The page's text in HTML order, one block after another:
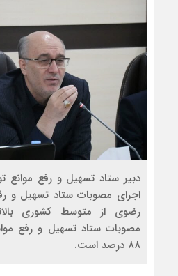
دبیر ستاد تسهیل و رفع موانع
اجرای مصوبات ستاد تسهیل و
رضوی از متوسط کشوری
مصوبات ستاد تسهیل و رفع
۸۸ درصد است.